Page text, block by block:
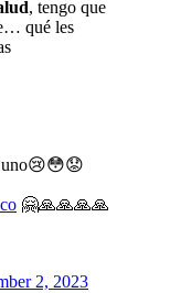
, tengo que
qué les
uno😢😳😟
🤗🙏🙏🙏🙏
2, 2023